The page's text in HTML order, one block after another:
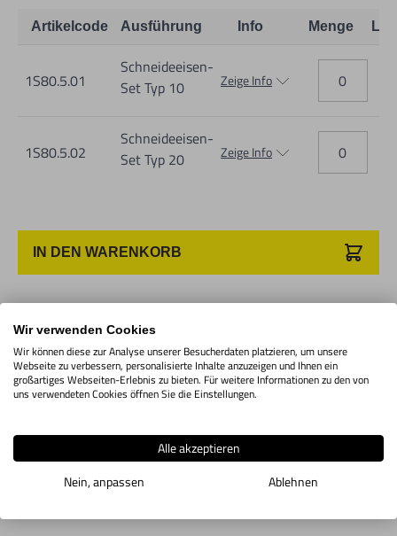
Unsachgemäße Verwendung kann zu Schäden und
Verletzungen führen.
Importeur/Hersteller:
Varsseveld/ Netherlands, email: Info@hogetex.com
Artikelcode Ausführung Info Menge
1S80.5.01
Schneideeisen-
Set Typ 10
Zeige Info
1S80.5.02
Schneideeisen-
Set Typ 20
Zeige Info
IN DEN WARENKORB
Produktbeschreibung
Schneideeisen-Set Typ 10 oder 20
Wir verwenden Cookies
Wir können diese zur Analyse unserer Besucherdaten platzieren, um unsere
Webseite zu verbessern, personalisierte Inhalte anzuzeigen und Ihnen ein
großartiges Webseiten-Erlebnis zu bieten. Für weitere Informationen zu den von
uns verwendeten Cookies öffnen Sie die Einstellungen.
Alle akzeptieren
Nein, anpassen
Ablehnen